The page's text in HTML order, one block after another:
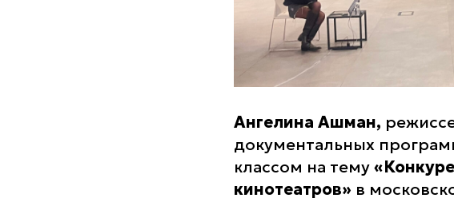
Ангелина Ашман,
документальных
классом на тему
кинотеатров» в